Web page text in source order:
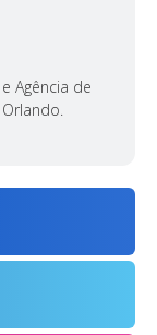
Agência de